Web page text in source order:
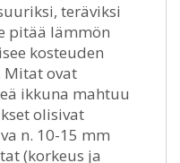
teräviksi
pitää lämmön
kosteuden
Mitat ovat
ikkuna mahtuu
olisivat
n. 10-15 mm
(korkeus ja